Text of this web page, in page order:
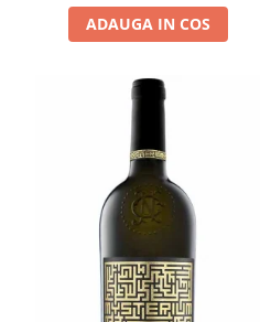
ADAUGA IN COS